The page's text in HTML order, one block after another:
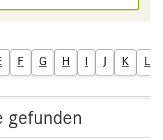
F G H I J K L
gefunden